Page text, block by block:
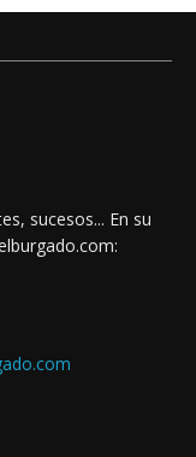
sucesos... En su